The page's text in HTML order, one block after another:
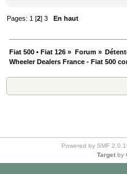
Pages: 1 [2]3 En haut
Fiat 500 • Fiat 126 » Forum»
Wheeler Dealers France - Fiat 500
Powered by SMF
Target by